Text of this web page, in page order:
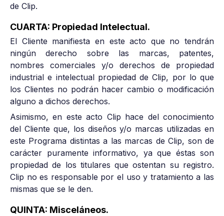
de Clip.
CUARTA: Propiedad Intelectual.
El Cliente manifiesta en este acto que no tendrán
ningún derecho sobre las marcas, patentes,
nombres comerciales y/o derechos de propiedad
industrial e intelectual propiedad de Clip, por lo que
los Clientes no podrán hacer cambio o modificación
alguno a dichos derechos.
Asimismo, en este acto Clip hace del conocimiento
del Cliente que, los diseños y/o marcas utilizadas en
este Programa distintas a las marcas de Clip, son de
carácter puramente informativo, ya que éstas son
propiedad de los titulares que ostentan su registro.
Clip no es responsable por el uso y tratamiento a las
mismas que se le den.
QUINTA: Misceláneos.